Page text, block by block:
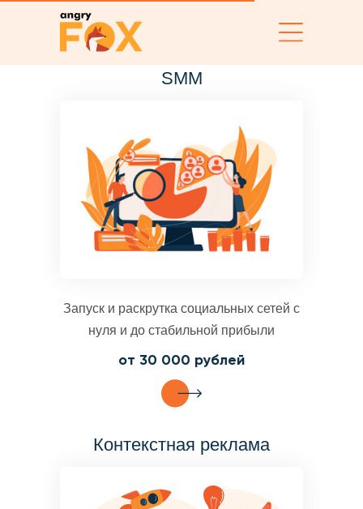
SMM
Запуск и раскрутка социальных сетей с
нуля и до стабильной прибыли
от 30 000 рублей
Контекстная реклама